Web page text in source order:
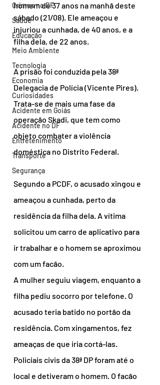
Crimes no DF
Saúde
Educação
Meio Ambiente
Tecnologia
Economia
Curiosidades
Acidente em Goiás
Acidente no DF
Entretenimento
Transporte
Segurança
homem de 37 anos na manhã deste
sábado (21/08). Ele ameaçou e
injuriou a cunhada, de 40 anos, e a
filha dela, de 22 anos.
A prisão foi conduzida pela 38ª
Delegacia de Polícia (Vicente Pires).
Trata-se de mais uma fase da
operação Skadi, que tem como
objeto combater a violência
doméstica no Distrito Federal.
Segundo a PCDF, o acusado xingou e
ameaçou a cunhada, perto da
residência da filha dela. A vítima
solicitou um carro de aplicativo para
ir trabalhar e o homem se aproximou
com um facão.
A mulher seguiu viagem, enquanto a
filha pediu socorro por telefone. O
acusado teria batido no portão da
residência. Com xingamentos, fez
ameaças de que iria cortá-las.
Policiais civis da 38ª DP foram até o
local e detiveram o homem. O facão